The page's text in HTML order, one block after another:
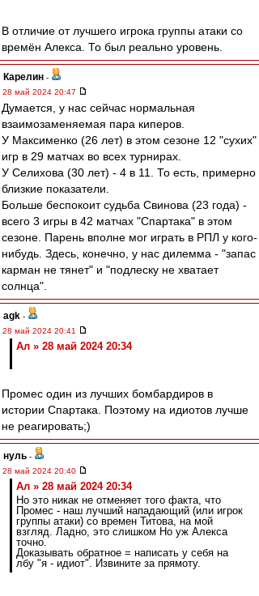
В отличие от лучшего игрока группы атаки со
времён Алекса. То был реально уровень.
Карелин -
28 май 2024 20:47
Думается, у нас сейчас нормальная
взаимозаменяемая пара киперов.
У Максименко (26 лет) в этом сезоне 12 "сухих"
игр в 29 матчах во всех турнирах.
У Селихова (30 лет) - 4 в 11. То есть, примерно
близкие показатели.
Больше беспокоит судьба Свинова (23 года) -
всего 3 игры в 42 матчах "Спартака" в этом
сезоне. Парень вполне мог играть в РПЛ у кого-
нибудь. Здесь, конечно, у нас дилемма - "запас
карман не тянет" и "подлеску не хватает
солнца".
agk -
28 май 2024 20:41
Ал » 28 май 2024 20:34
Промес один из лучших бомбардиров в
истории Спартака. Поэтому на идиотов лучше
не реагировать;)
нуль -
28 май 2024 20:40
Ал » 28 май 2024 20:34
Но это никак не отменяет того факта, что
Промес - наш лучший нападающий (или игрок
группы атаки) со времен Титова, на мой
взгляд. Ладно, это слишком Но уж Алекса
точно.
Доказывать обратное = написать у себя на
лбу "я - идиот". Извините за прямоту.